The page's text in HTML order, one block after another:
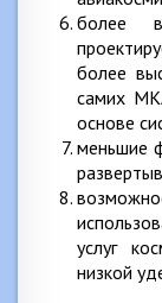
более
более
самих
основе
меньшие
услуг
низкой